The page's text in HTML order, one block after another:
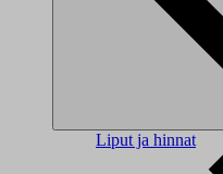
Liput ja hinnat